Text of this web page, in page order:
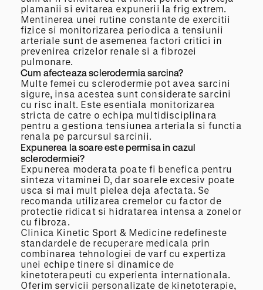
plamanii si evitarea expunerii la frig extrem.
Mentinerea unei rutine constante de exercitii
fizice si monitorizarea periodica a tensiunii
arteriale sunt de asemenea factori critici in
prevenirea crizelor renale si a fibrozei
pulmonare.
Cum afecteaza sclerodermia sarcina?
Multe femei cu sclerodermie pot avea sarcini
sigure, insa acestea sunt considerate sarcini
cu risc inalt. Este esentiala monitorizarea
stricta de catre o echipa multidisciplinara
pentru a gestiona tensiunea arteriala si functia
renala pe parcursul sarcinii.
Expunerea la soare este permisa in cazul
sclerodermiei?
Expunerea moderata poate fi benefica pentru
sinteza vitaminei D, dar soarele excesiv poate
usca si mai mult pielea deja afectata. Se
recomanda utilizarea cremelor cu factor de
protectie ridicat si hidratarea intensa a zonelor
cu fibroza.
Clinica Kinetic Sport & Medicine redefineste
standardele de recuperare medicala prin
combinarea tehnologiei de varf cu expertiza
unei echipe tinere si dinamice de
kinetoterapeuti cu experienta internationala.
Oferim servicii personalizate de kinetoterapie,